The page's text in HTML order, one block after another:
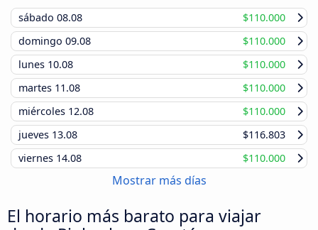
sábado 08.08
$110.000
domingo 09.08
$110.000
lunes 10.08
$110.000
martes 11.08
$110.000
miércoles 12.08
$110.000
jueves 13.08
$116.803
viernes 14.08 $110.000
Mostrar más días
El horario más barato para viajar